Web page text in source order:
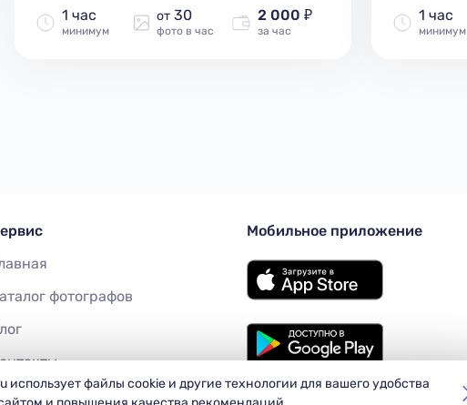
1 час
минимум
от 30
фото в час
2 000 ₽
за час
1 час
минимум
фотографов
Мобильное приложение
использует файлы cookie и другие технологии для вашего удобства